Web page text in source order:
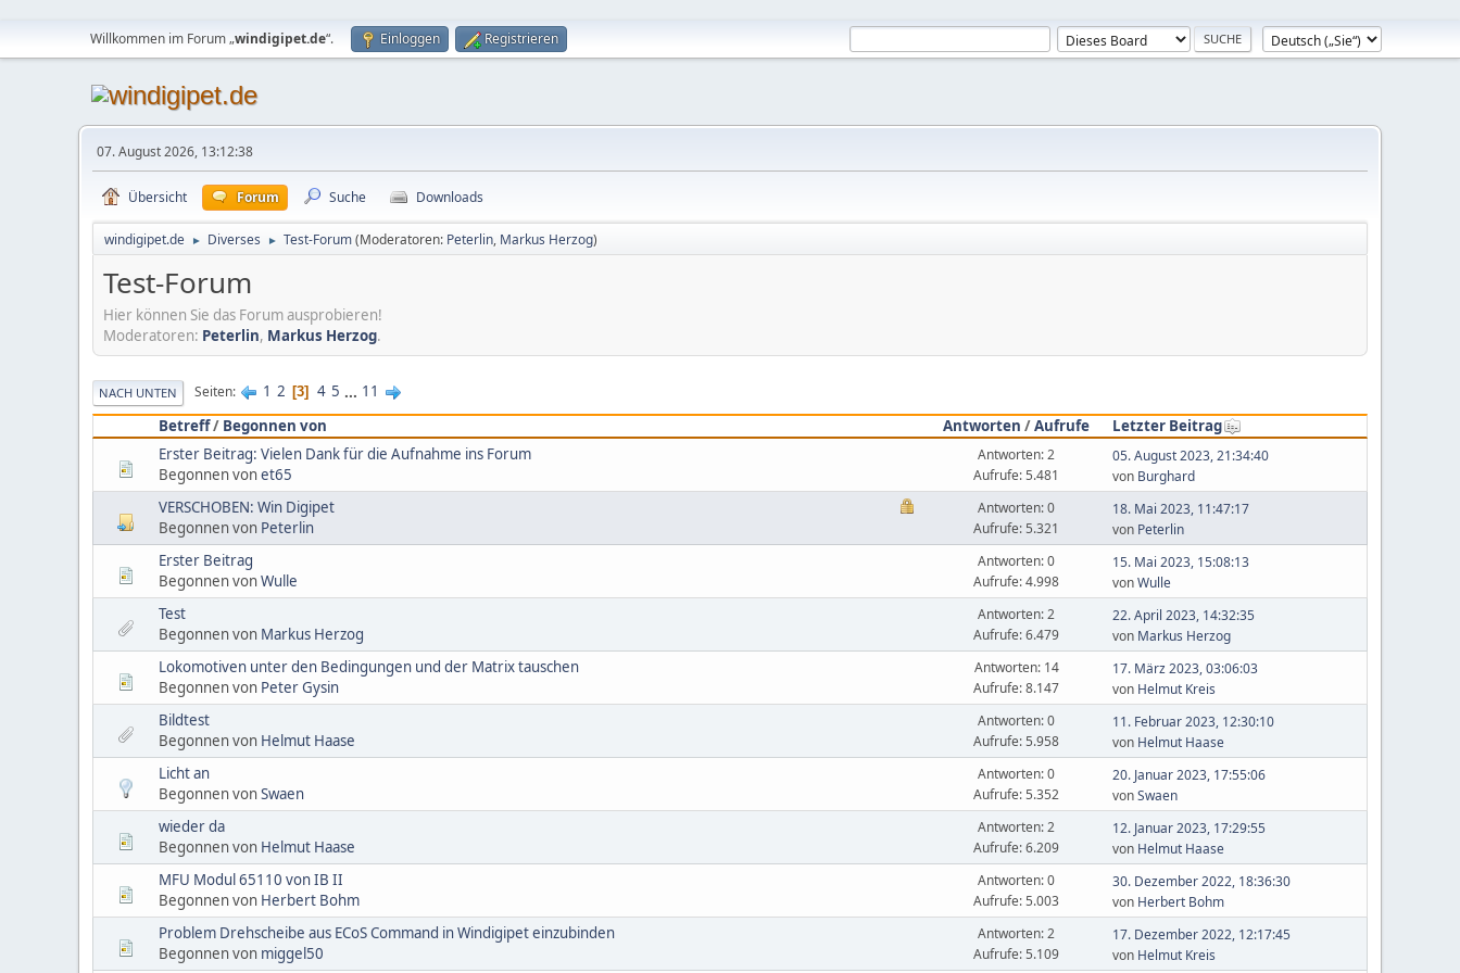
Willkommen im Forum „windigipet.de“. Einloggen Registrieren
07. August 2026, 13:12:38
Übersicht Forum Suche Downloads
windigipet.de ► Diverses ► Test-Forum(Moderatoren: Peterlin, Markus Herzog)
Test-Forum
Hier können Sie das Forum ausprobieren!
Moderatoren: Peterlin, Markus Herzog.
NACH UNTEN Seiten 1 2 3 4 5 ... 11
Betreff/ Begonnen von Antworten /Aufrufe
Letzter Beitrag
Erster Beitrag: Vielen Dank für die Aufnahme ins Forum
Begonnen vonet65
Antworten: 2
Aufrufe: 5.481
05. August 2023, 21:34:40
von Burghard
VERSCHOBEN: Win Digipet
Begonnen von Peterlin
Antworten: 0
Aufrufe: 5.321
18. Mai 2023, 11:47:17
von Peterlin
Erster Beitrag
Begonnen vonWulle
Antworten: 0
Aufrufe: 4.998
15. Mai 2023, 15:08:13
vonWulle
Test
Begonnen von Markus Herzog
Antworten: 2
Aufrufe: 6.479
22. April 2023, 14:32:35
von Markus Herzog
Lokomotiven unter den Bedingungen und der Matrix tauschen
Begonnen von Peter Gysin
Antworten: 14
Aufrufe: 8.147
17. März 2023, 03:06:03
von Helmut Kreis
Bildtest
Begonnen von Helmut Haase
Antworten: 0
Aufrufe: 5.958
11. Februar 2023, 12:30:10
von Helmut Haase
Licht an
Begonnen vonSwaen
Antworten: 0
Aufrufe: 5.352
20. Januar 2023, 17:55:06
vonSwaen
wieder da
Begonnen von Helmut Haase
Antworten: 2
Aufrufe: 6.209
12. Januar 2023, 17:29:55
von Helmut Haase
MFU Modul 65110 von IB II
Begonnen von Herbert Bohm
Antworten: 0
Aufrufe: 5.003
30. Dezember 2022, 18:36:30
von Herbert Bohm
Problem Drehscheibe aus ECoS Command in Windigipet einzubinden
Begonnen von miggel50
Antworten: 2
Aufrufe: 5.109
17. Dezember 2022, 12:17:45
von Helmut Kreis